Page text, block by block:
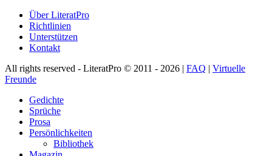
Über LiteratPro
Richtlinien
Unterstützen
Kontakt
All rights reserved - LiteratPro © 2011 - 2026 | FAQ | Virtuelle
Freunde
Gedichte
Sprüche
Prosa
Persönlichkeiten
Bibliothek